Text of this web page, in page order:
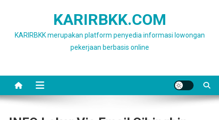
KARIRBKK.COM
KARIRBKK merupakan platform penyedia informasi lowongan
pekerjaan berbasis online